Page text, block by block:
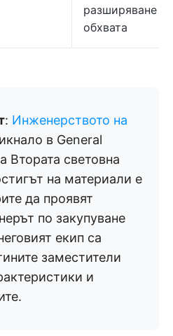
разширяване на
обхвата
: Инженерството на
в General
Втората световна
на материали е
да проявят
по закупуване
екип са
заместители
и